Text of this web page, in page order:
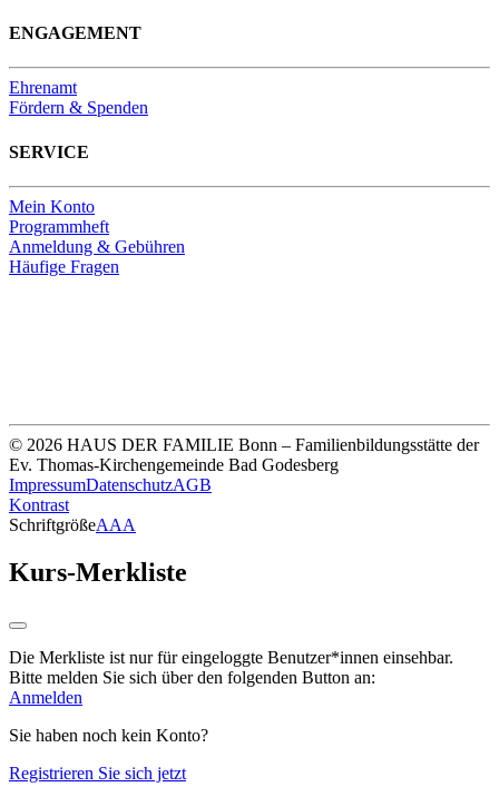
ENGAGEMENT
Ehrenamt
Fördern & Spenden
SERVICE
Mein Konto
Programmheft
Anmeldung & Gebühren
Häufige Fragen
© 2026 HAUS DER FAMILIE Bonn – Familienbildungsstätte der
Ev. Thomas-Kirchengemeinde Bad Godesberg
ImpressumDatenschutzAGB
Kontrast
SchriftgrößeAAA
Kurs-Merkliste
Die Merkliste ist nur für eingeloggte Benutzer*innen einsehbar.
Bitte melden Sie sich über den folgenden Button an:
Anmelden
Sie haben noch kein Konto?
Registrieren Sie sich jetzt